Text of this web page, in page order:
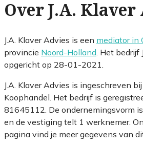
Over J.A. Klaver
J.A. Klaver Advies is een mediator in
provincie Noord-Holland . Het
opgericht op 28-01-2021.
J.A. Klaver Advies is ingeschreven
Koophandel. Het bedrijf is
81645112. De ondernemingsvorm
en de vestiging telt 1 werknemer.
pagina vind je meer gegevens van